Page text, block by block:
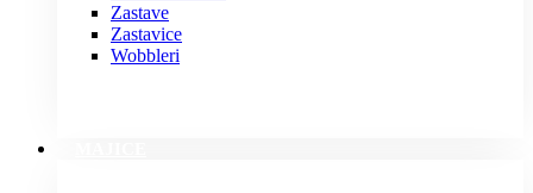
Zastave
Zastavice
Wobbleri